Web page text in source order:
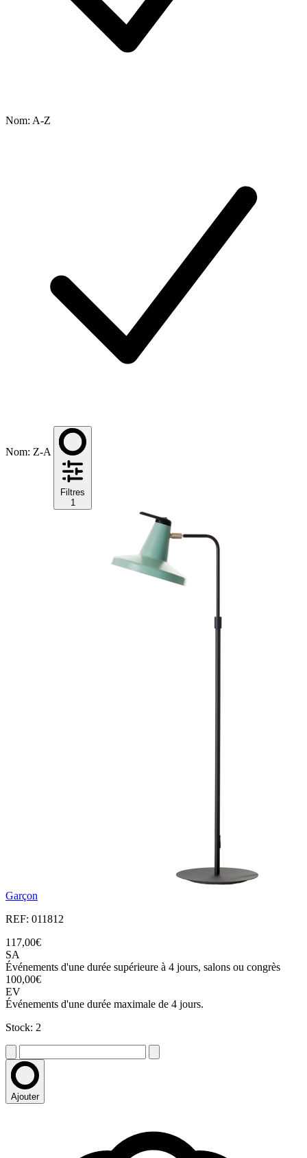
Nom: A-Z
Nom: Z-A
Filtres
1
Garçon
REF: 011812
117,00€
SA
Événements d'une durée supérieure à 4 jours, salons ou congrès
100,00€
EV
Événements d'une durée maximale de 4 jours.
Stock: 2
Ajouter